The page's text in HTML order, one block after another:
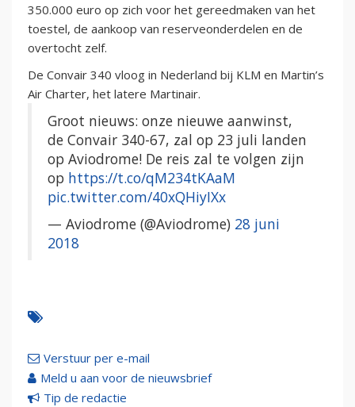
350.000 euro op zich voor het gereedmaken van het
toestel, de aankoop van reserveonderdelen en de
overtocht zelf.
De Convair 340 vloog in Nederland bij KLM en Martin’s
Air Charter, het latere Martinair.
Groot nieuws: onze nieuwe aanwinst,
de Convair 340-67, zal op 23 juli landen
op Aviodrome! De reis zal te volgen zijn
op https://t.co/qM234tKAaM
pic.twitter.com/40xQHiyIXx
— Aviodrome (@Aviodrome) 28 juni
2018
Verstuur per e-mail
Meld u aan voor de nieuwsbrief
Tip de redactie